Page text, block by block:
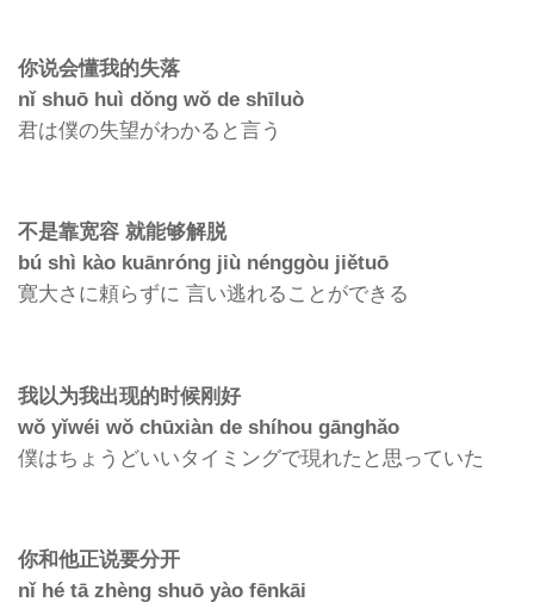
你说会懂我的失落
nǐ shuō huì dǒng wǒ de shīluò
君は僕の失望がわかると言う
不是靠宽容 就能够解脱
bú shì kào kuānróng jiù nénggòu jiětuō
寛大さに頼らずに 言い逃れることができる
我以为我出现的时候刚好
wǒ yǐwéi wǒ chūxiàn de shíhou gānghǎo
僕はちょうどいいタイミングで現れたと思っていた
你和他正说要分开
nǐ hé tā zhèng shuō yào fēnkāi